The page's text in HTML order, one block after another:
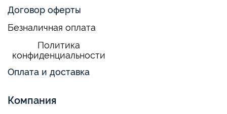
Договор оферты
Безналичная оплата
Политика
конфиденциальности
Оплата и доставка
Компания